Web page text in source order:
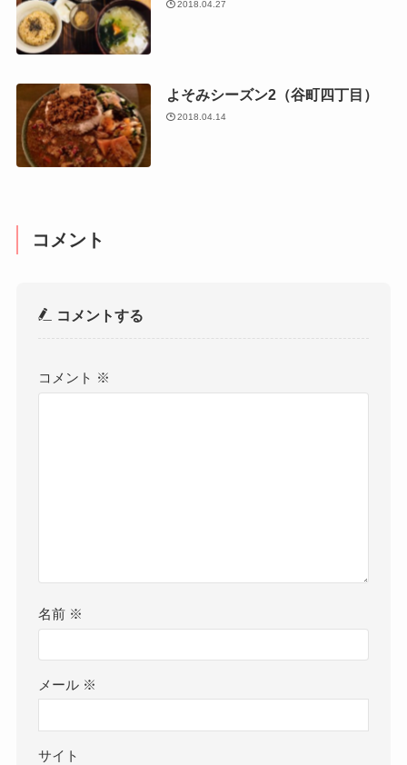
2018.04.27
よそみシーズン2（谷町四丁目）
2018.04.14
コメント
コメントする
コメント ※
名前 ※
メール ※
サイト